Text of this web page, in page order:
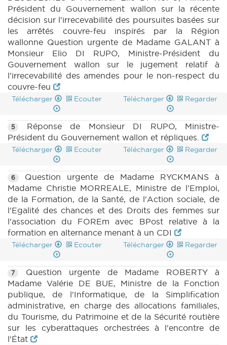
2021) (PDF)
|MOTION 579 n1 (2020-2021)
(PDF)
|MOTION 579 n2 (2020-2021) (PDF)
|QA 18 (2020-2021) (PDF) |QU 16 (2020-
2021) (PDF)
| CRI 31 (2020-2021) (PDF)
|
CRA 31 (2020-2021) (PDF)
|COMMU
20210526 (2020-2021) (PDF)
|
Président du Gouvernement wallon sur la récente
décision sur l'irrecevabilité des poursuites basées sur
les arrêtés couvre-feu inspirés par la Région
wallonne Question urgente de Madame GALANT à
Monsieur Elio DI RUPO, Ministre-Président du
Gouvernement wallon sur le jugement relatif à
l'irrecevabilité des amendes pour le non-respect du
couvre-feu
Télécharger Ecouter Télécharger Regarder
5
Réponse de Monsieur DI RUPO, Ministre-
Président du Gouvernement wallon et répliques.
Télécharger Ecouter Télécharger Regarder
6
Question urgente de Madame RYCKMANS à
Madame Christie MORREALE, Ministre de l'Emploi,
de la Formation, de la Santé, de l'Action sociale, de
l'Egalité des chances et des Droits des femmes sur
l'association du FOREm avec BPost relative à la
formation en alternance menant à un CDI
Télécharger Ecouter Télécharger Regarder
7
Question urgente de Madame ROBERTY à
Madame Valérie DE BUE, Ministre de la Fonction
publique, de l'Informatique, de la Simplification
administrative, en charge des allocations familiales,
du Tourisme, du Patrimoine et de la Sécurité routière
sur les cyberattaques orchestrées à l'encontre de
l'État